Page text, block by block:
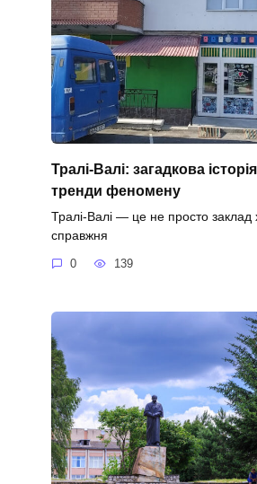
Тралі-Валі: загадкова
тренди феномену
Тралі-Валі — це не просто заклад
справжня
0 139